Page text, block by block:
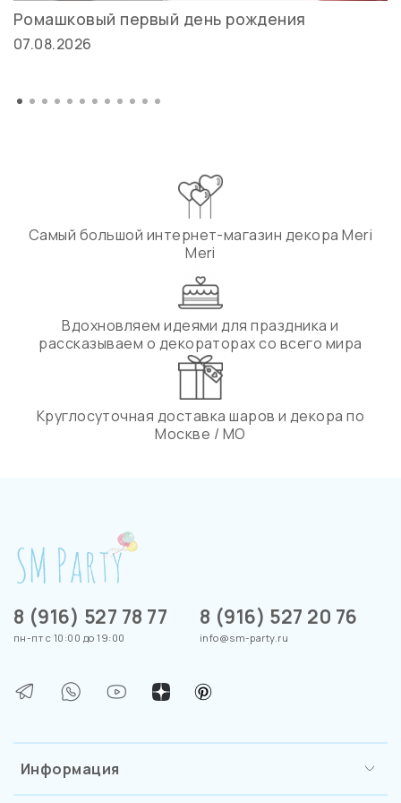
Ромашковый первый день рождения
07.08.2026
Самый большой интернет-магазин декора Meri
Meri
Вдохновляем идеями для праздника и
рассказываем о декораторах со всего мира
Круглосуточная доставка шаров и декора по
Москве / МО
Информация
8 (916) 527 78 77
пн-пт с 10:00 до 19:00
8 (916) 527 20 76
info@sm-party.ru